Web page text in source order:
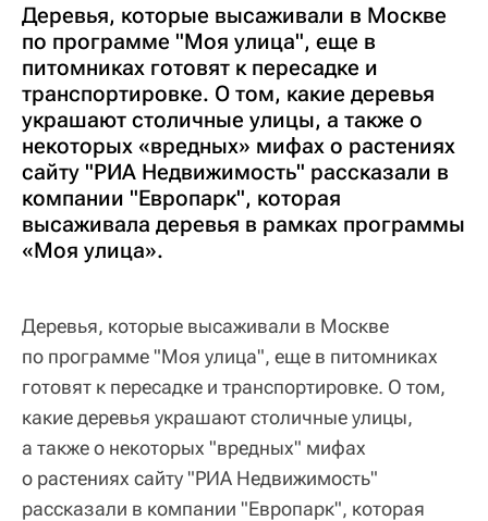
Деревья, которые высаживали в Москве
по программе "Моя улица", еще в
питомниках готовят к пересадке и
транспортировке. О том, какие деревья
украшают столичные улицы, а также о
некоторых «вредных» мифах о растениях
сайту "РИА Недвижимость" рассказали в
компании "Европарк", которая
высаживала деревья в рамках программы
«Моя улица».
Деревья, которые высаживали в Москве
по программе "Моя улица", еще в питомниках
готовят к пересадке и транспортировке. О том,
какие деревья украшают столичные улицы,
а также о некоторых "вредных" мифах
о растениях сайту "РИА Недвижимость"
рассказали в компании "Европарк", которая